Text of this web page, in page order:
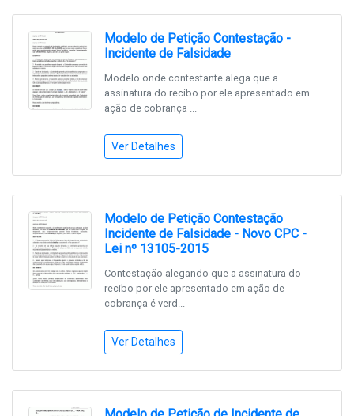
Modelo de Petição Contestação -
Incidente de Falsidade
Modelo onde contestante alega que a
assinatura do recibo por ele apresentado em
ação de cobrança ...
Ver Detalhes
Modelo de Petição Contestação
Incidente de Falsidade - Novo CPC -
Lei nº 13105-2015
Contestação alegando que a assinatura do
recibo por ele apresentado em ação de
cobrança é verd...
Ver Detalhes